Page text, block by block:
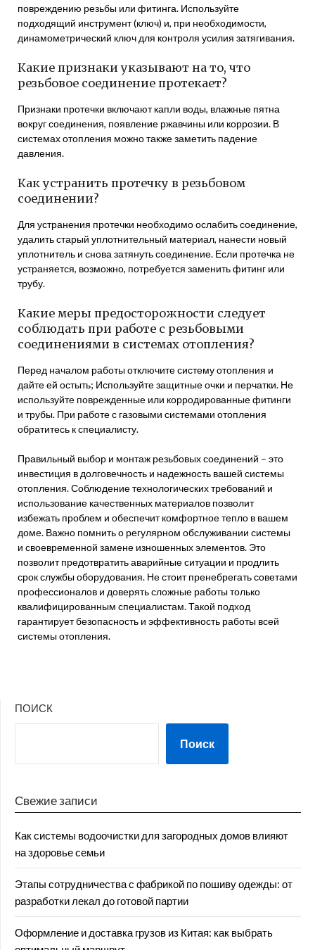
повреждению резьбы или фитинга. Используйте
подходящий инструмент (ключ) и, при необходимости,
динамометрический ключ для контроля усилия затягивания.
Какие признаки указывают на то, что
резьбовое соединение протекает?
Признаки протечки включают капли воды, влажные пятна
вокруг соединения, появление ржавчины или коррозии. В
системах отопления можно также заметить падение
давления.
Как устранить протечку в резьбовом
соединении?
Для устранения протечки необходимо ослабить соединение,
удалить старый уплотнительный материал, нанести новый
уплотнитель и снова затянуть соединение. Если протечка не
устраняется, возможно, потребуется заменить фитинг или
трубу.
Какие меры предосторожности следует
соблюдать при работе с резьбовыми
соединениями в системах отопления?
Перед началом работы отключите систему отопления и
дайте ей остыть; Используйте защитные очки и перчатки. Не
используйте поврежденные или корродированные фитинги
и трубы. При работе с газовыми системами отопления
обратитесь к специалисту.
Правильный выбор и монтаж резьбовых соединений – это
инвестиция в долговечность и надежность вашей системы
отопления. Соблюдение технологических требований и
использование качественных материалов позволит
избежать проблем и обеспечит комфортное тепло в вашем
доме. Важно помнить о регулярном обслуживании системы
и своевременной замене изношенных элементов. Это
позволит предотвратить аварийные ситуации и продлить
срок службы оборудования. Не стоит пренебрегать советами
профессионалов и доверять сложные работы только
квалифицированным специалистам. Такой подход
гарантирует безопасность и эффективность работы всей
системы отопления.
ПОИСК
Поиск
Свежие записи
Как системы водоочистки для загородных домов влияют
на здоровье семьи
Этапы сотрудничества с фабрикой по пошиву одежды: от
разработки лекал до готовой партии
Оформление и доставка грузов из Китая: как выбрать